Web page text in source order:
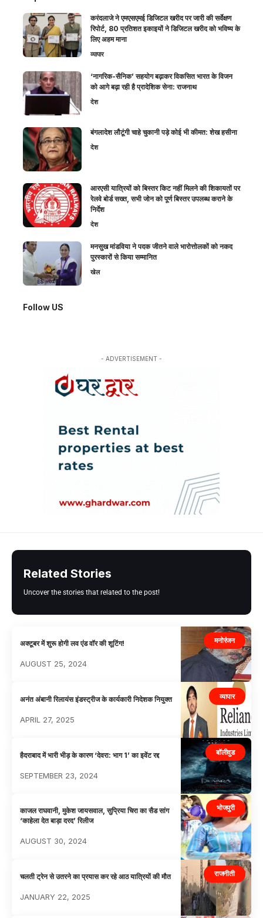
करंदलाजे ने एमएसएमई डिजिटल खरीद पर जारी की सर्वेक्षण
रिपोर्ट, 80 प्रतिशत इकाइयों ने डिजिटल खरीद को भविष्य के
लिए अहम माना
व्यापार
‘नागरिक-सैनिक’ सहयोग बढ़ाकर विकसित भारत के विजन
को आगे बढ़ा रही है प्रादेशिक सेना: राजनाथ
देश
बंगलादेश लौटूंगी चाहे चुकानी पड़े कोई भी कीमत: शेख हसीना
देश
आरएसी यात्रियों को बिस्तर किट नहीं मिलने की शिकायतों पर
रेलवे बोर्ड सख्त, सभी जोन को पूर्ण बिस्तर उपलब्ध कराने के
निर्देश
देश
मनसुख मांडविया ने पदक जीतने वाले भारोत्तोलकों को नकद
पुरस्कारों से किया सम्मानित
खेल
Follow US
- ADVERTISEMENT -
Related Stories
Uncover the stories that related to the post!
मनोरंजन
अक्टूबर में शुरू होगी लव एंड वॉर की शूटिंग!
AUGUST 25, 2024
व्यापार
अनंत अंबानी रिलायंस इंडस्ट्रीज के कार्यकारी निदेशक नियुक्त
APRIL 27, 2025
बॉलीवुड
हैदराबाद में भारी भीड़ के कारण ‘देवरा: भाग 1’ का इवेंट रद्द
SEPTEMBER 23, 2024
भोजपुरी
काजल राघवानी, मुकेश जायसवाल, सुप्रिया चिरा का सैड सांग
‘काहेला देत बाड़ा दरद’ रिलीज
AUGUST 30, 2024
राजनीती
चलती ट्रेन से उतरने का प्रयास कर रहे आठ यात्रियों की मौत
JANUARY 22, 2025